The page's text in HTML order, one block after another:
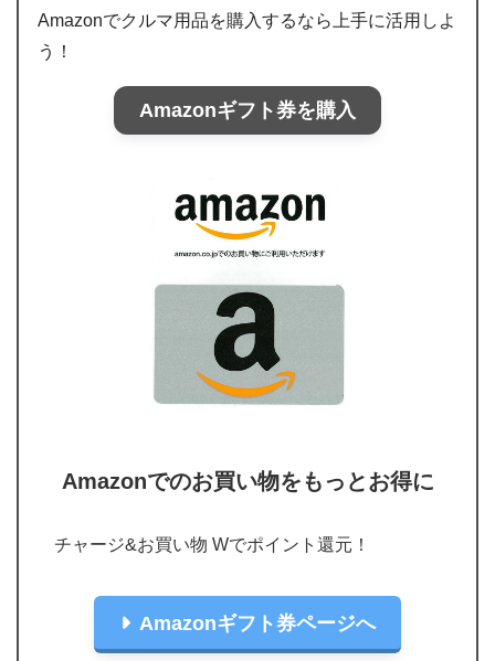
Amazonでクルマ用品を購入するなら上手に活用しよ
う！
Amazonギフト券を購入
Amazonでのお買い物をもっとお得に
チャージ&お買い物 Wでポイント還元！
Amazonギフト券ページへ